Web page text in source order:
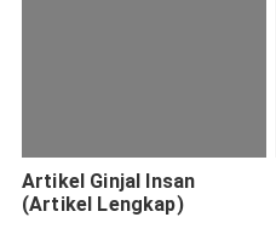
Artikel Ginjal Insan
(Artikel Lengkap)